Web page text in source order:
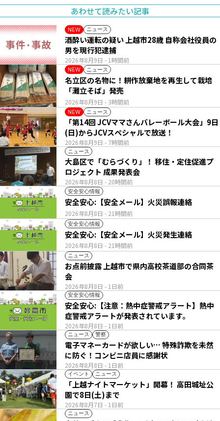
あわせて読みたい記事
NEW ニュース
2026年8月9日 - 1時間前
酒酔い運転の疑い 上越市28歳 自称会社役員の
男を現行犯逮捕
NEW ニュース
2026年8月9日 - 3時間前
名立区の名物に！耕作放棄地を再生して栽培
「灘立そば」発売
NEW ニュース
2026年8月9日 - 7時間前
「第14回 JCVママさんバレーボール大会」9日
(日)からJCVスペシャルで放送！
ニュース
2026年8月8日 - 20時間前
大島区で「むらづくり」！ 移住・定住促進プ
ロジェクト 成果発表会
安全安心情報
2026年8月8日 - 21時間前
安全安心:【安全メール】火災誤報連絡
安全安心情報
2026年8月8日 - 21時間前
安全安心:【安全メール】火災発生連絡
ニュース
2026年8月8日 - 1日前
お点前披露 上越市で県内高校茶道部の合同茶
会
安全安心情報
2026年8月8日 - 1日前
安全安心:【注意：熱中症警戒アラート】熱中
症警戒アラートが発表されています。
ニュース 警察
2026年8月8日 - 1日前
電子マネーカードが欲しい… 特殊詐欺を未然
に防ぐ！コンビニ店員に感謝状
イベント ニュース
2026年8月7日 - 1日前
「上越ナイトマーケット」開幕！ 高田城址公
園で8日(土)まで
ニュース